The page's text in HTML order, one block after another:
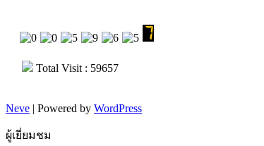
Total Visit : 59657
Neve | Powered by WordPress
ผู้เยี่ยมชม